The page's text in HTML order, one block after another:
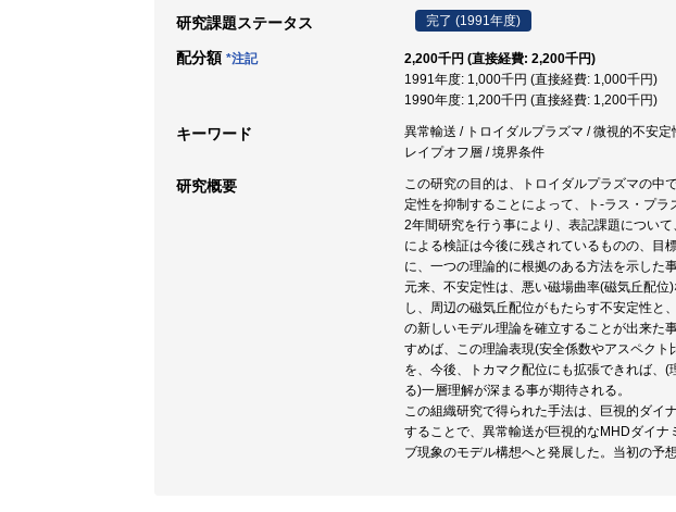
研究課題ステータス 完了 (1991年度)
配分額 *注記
2,200千円 (直接経費: 2,200千円)
1991年度: 1,000千円 (直接経費: 1,000千円)
1990年度: 1,200千円 (直接経費: 1,200千円)
キーワード
異常輸送 / トロイダルプラズマ / 微視的不安
レイプオフ層 / 境界条件
研究概要
この研究の目的は、トロイダルプラズマの中
定性を抑制することによって、ト-ラス・プラ
2年間研究を行う事により、表記課題につい
による検証は今後に残されているものの、目
に、一つの理論的に根拠のある方法を示した事
元来、不安定性は、悪い磁場曲率(磁気丘配
し、周辺の磁気丘配位がもたらす不安定性と
の新しいモデル理論を確立することが出来た
すめば、この理論表現(安全係数やアスペク
を、今後、トカマク配位にも拡張できれば、
る)一層理解が深まる事が期待される。
この組織研究で得られた手法は、巨視的ダイ
することで、異常輸送が巨視的なMHDダイ
ブ現象のモデル構想へと発展した。当初の予